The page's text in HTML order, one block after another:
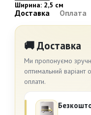
Ширина: 2,5 см
Доставка Оплата
🚚 Доставка
Ми пропонуємо
оптимальний варіант
оплати.